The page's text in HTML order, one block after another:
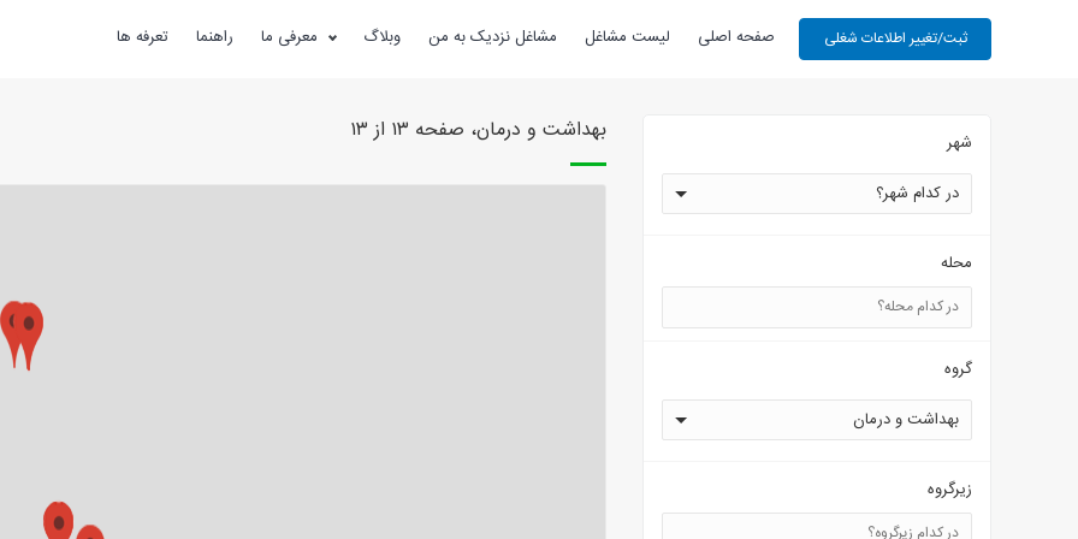
صفحه اصلی لیست مشاغل مشاغل نزدیک به من وبلاگ معرفی ما راهنما تعرفه ها
بهداشت و درمان، صفحه ۱۳ از ۱۳
شهر
در کدام شهر؟
محله
گروه
بهداشت و درمان
زیرگروه